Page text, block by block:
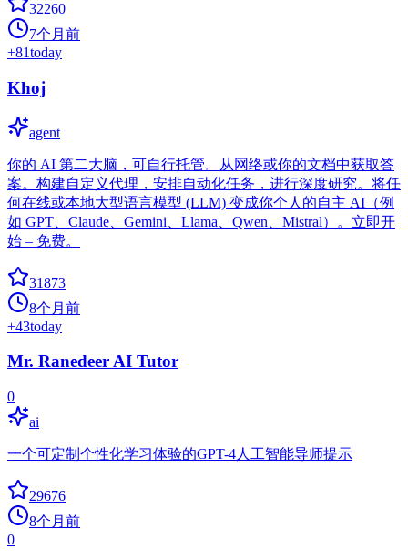
32260
7个月前
+81today
Khoj
agent
你的 AI 第二大脑，可自行托管。从网络或你的文档中获取答
案。构建自定义代理，安排自动化任务，进行深度研究。将任
何在线或本地大型语言模型 (LLM) 变成你个人的自主 AI（例
如 GPT、Claude、Gemini、Llama、Qwen、Mistral）。立即开
始 – 免费。
31873
8个月前
+43today
Mr. Ranedeer AI Tutor
0
ai
一个可定制个性化学习体验的GPT-4人工智能导师提示
29676
8个月前
0